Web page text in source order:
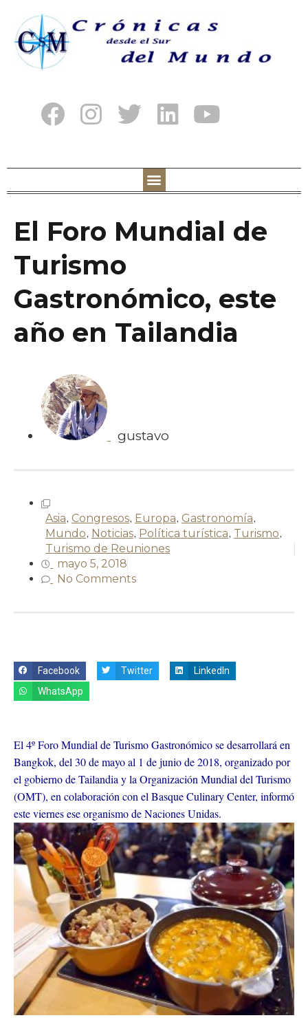
El Foro Mundial de
Turismo
Gastronómico, este
año en Tailandia
gustavo
Asia, Congresos, Europa, Gastronomía,
Mundo, Noticias, Política turística, Turismo,
Turismo de Reuniones
mayo 5, 2018
No Comments
Facebook Twitter
LinkedIn
WhatsApp
El 4º Foro Mundial de Turismo Gastronómico se desarrollará en
Bangkok, del 30 de mayo al 1 de junio de 2018, organizado por
el gobierno de Tailandia y la Organización Mundial del Turismo
(OMT), en colaboración con el Basque Culinary Center, informó
este viernes ese organismo de Naciones Unidas.